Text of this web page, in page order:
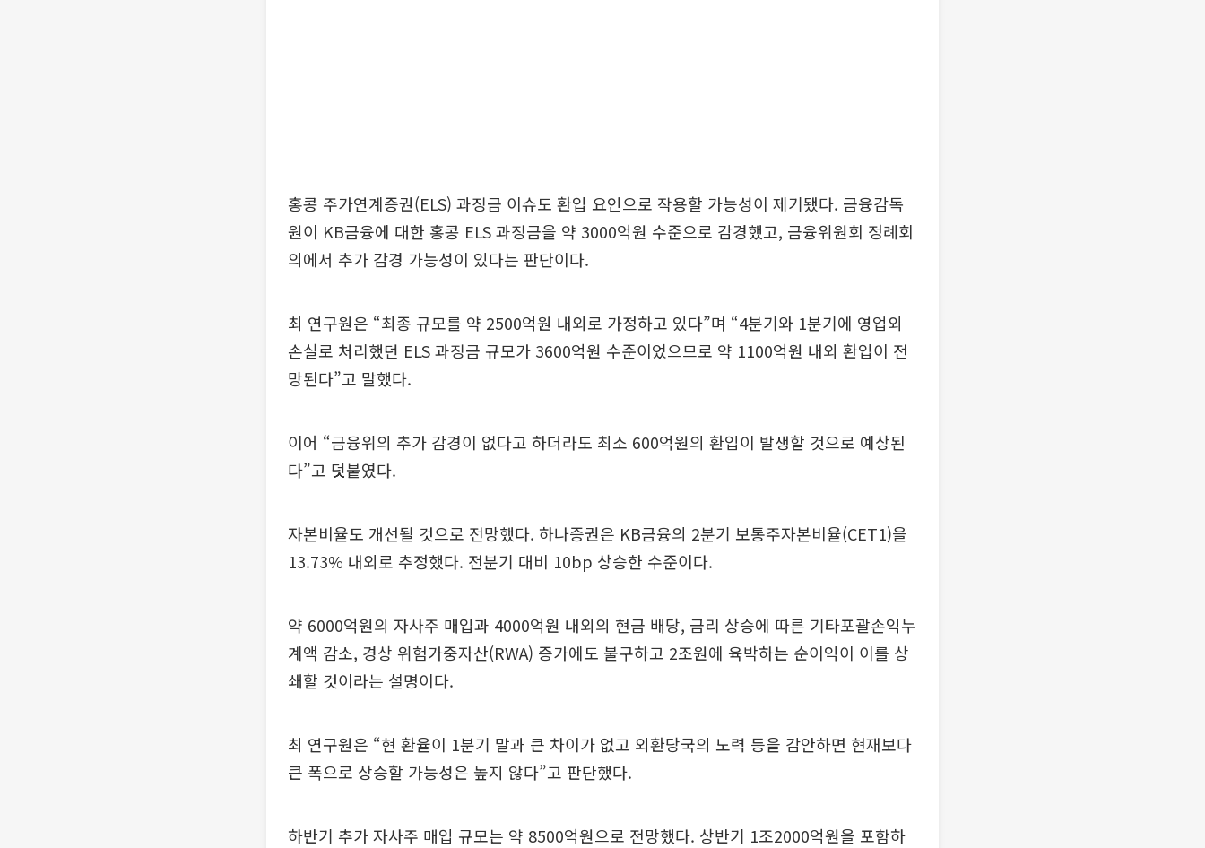
홍콩 주가연계증권(ELS) 과징금 이슈도 환입 요인으로 작용할 가능성이 제기됐다. 금융감독
원이 KB금융에 대한 홍콩 ELS 과징금을 약 3000억원 수준으로 감경했고, 금융위원회 정례회
의에서 추가 감경 가능성이 있다는 판단이다.
최 연구원은 “최종 규모를 약 2500억원 내외로 가정하고 있다”며 “4분기와 1분기에 영업외
손실로 처리했던 ELS 과징금 규모가 3600억원 수준이었으므로 약 1100억원 내외 환입이 전
망된다”고 말했다.
이어 “금융위의 추가 감경이 없다고 하더라도 최소 600억원의 환입이 발생할 것으로 예상된
다”고 덧붙였다.
자본비율도 개선될 것으로 전망했다. 하나증권은 KB금융의 2분기 보통주자본비율(CET1)을
13.73% 내외로 추정했다. 전분기 대비 10bp 상승한 수준이다.
약 6000억원의 자사주 매입과 4000억원 내외의 현금 배당, 금리 상승에 따른 기타포괄손익누
계액 감소, 경상 위험가중자산(RWA) 증가에도 불구하고 2조원에 육박하는 순이익이 이를 상
쇄할 것이라는 설명이다.
최 연구원은 “현 환율이 1분기 말과 큰 차이가 없고 외환당국의 노력 등을 감안하면 현재보다
큰 폭으로 상승할 가능성은 높지 않다”고 판단했다.
하반기 추가 자사주 매입 규모는 약 8500억원으로 전망했다. 상반기 1조2000억원을 포함하